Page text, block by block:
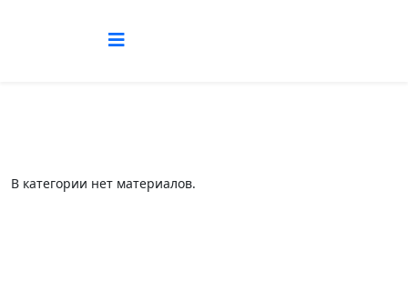
В категории нет материалов.